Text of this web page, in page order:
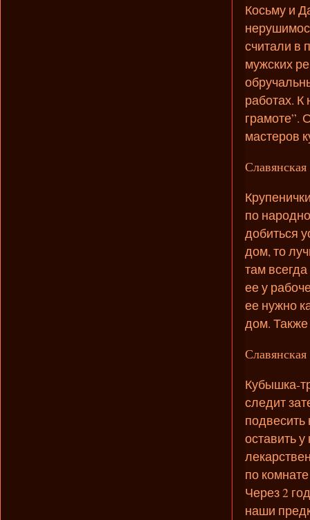
Косьму и
считали в
мужских
работах.
грамоте”.
мастеров
по
добиться
дом, то
там
ее у
ее нужно
дом.
Кубышка-
следит
оставить
по
Через 2
наши